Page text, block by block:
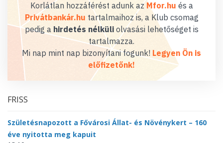
Korlátlan hozzáférést adunk az Mfor.hu és a
Privátbankár.hu tartalmaihoz is, a Klub csomag
pedig a hirdetés nélküliolvasási lehetőséget is
tartalmazza.
Mi nap mint nap bizonyítani fogunk! Legyen Ön is
előfizetőnk!
FRISS
Születésnapozott a Fővárosi Állat- és Növénykert – 160
éve nyitotta meg kapuit